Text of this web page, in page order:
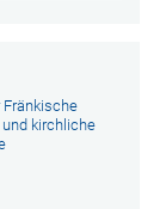
kirchliche